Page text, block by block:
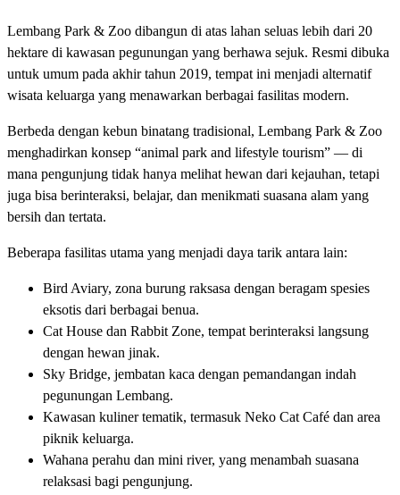
Lembang Park & Zoo dibangun di atas lahan seluas lebih dari 20
hektare di kawasan pegunungan yang berhawa sejuk. Resmi dibuka
untuk umum pada akhir tahun 2019, tempat ini menjadi alternatif
wisata keluarga yang menawarkan berbagai fasilitas modern.
Berbeda dengan kebun binatang tradisional, Lembang Park & Zoo
menghadirkan konsep “animal park and lifestyle tourism” — di
mana pengunjung tidak hanya melihat hewan dari kejauhan, tetapi
juga bisa berinteraksi, belajar, dan menikmati suasana alam yang
bersih dan tertata.
Beberapa fasilitas utama yang menjadi daya tarik antara lain:
Bird Aviary, zona burung raksasa dengan beragam spesies
eksotis dari berbagai benua.
Cat House dan Rabbit Zone, tempat berinteraksi langsung
dengan hewan jinak.
Sky Bridge, jembatan kaca dengan pemandangan indah
pegunungan Lembang.
Kawasan kuliner tematik, termasuk Neko Cat Café dan area
piknik keluarga.
Wahana perahu dan mini river, yang menambah suasana
relaksasi bagi pengunjung.